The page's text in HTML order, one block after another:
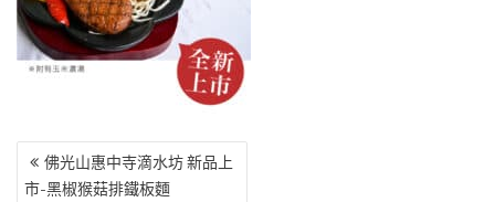
文
章
佛光山惠中寺滴水坊 新品上
市-黑椒猴菇排鐵板麵